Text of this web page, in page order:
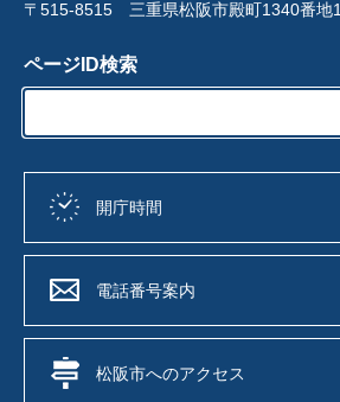
〒515-8515 三重県松阪市殿町1340番地1
ページID検索
開庁時間
電話番号案内
松阪市へのアクセス